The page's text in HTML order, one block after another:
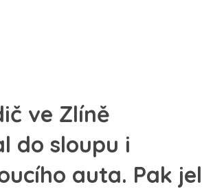
ve Zlíně
do sloupu i
auta. Pak jel